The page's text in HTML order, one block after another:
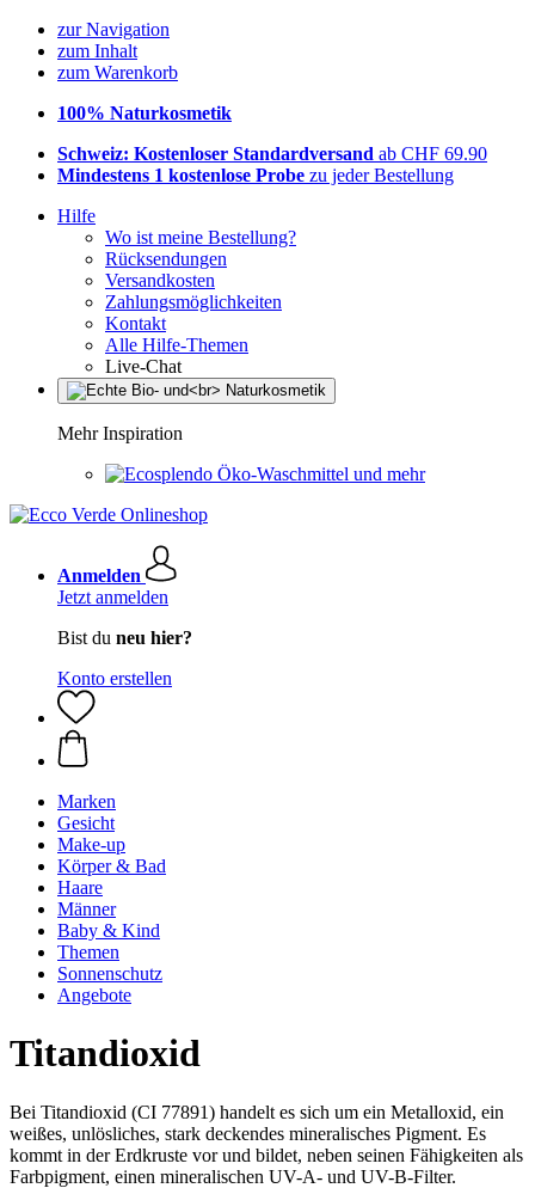
zur Navigation
zum Inhalt
zum Warenkorb
100% Naturkosmetik
Schweiz: Kostenloser Standardversand ab CHF 69.90
Mindestens 1 kostenlose Probe zu jeder Bestellung
Hilfe
Wo ist meine Bestellung?
Rücksendungen
Versandkosten
Zahlungsmöglichkeiten
Kontakt
Alle Hilfe-Themen
Live-Chat
Mehr Inspiration
Öko-Waschmittel und mehr
Anmelden
Jetzt anmelden
Bist du neu hier?
Konto erstellen
Marken
Gesicht
Make-up
Körper & Bad
Haare
Männer
Baby & Kind
Themen
Sonnenschutz
Angebote
Titandioxid
Bei Titandioxid (CI 77891) handelt es sich um ein Metalloxid, ein
weißes, unlösliches, stark deckendes mineralisches Pigment. Es
kommt in der Erdkruste vor und bildet, neben seinen Fähigkeiten als
Farbpigment, einen mineralischen UV-A- und UV-B-Filter.